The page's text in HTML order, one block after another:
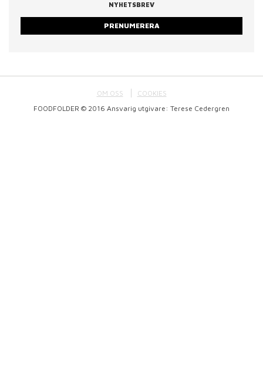
NYHETSBREV
PRENUMERERA
OM OSS
COOKIES
FOODFOLDER © 2016 Ansvarig utgivare: Terese Cedergren